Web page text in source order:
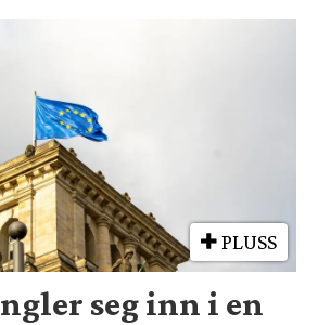
PLUSS
seg inn i en